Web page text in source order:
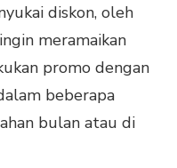
diskon, oleh
meramaikan
promo dengan
beberapa
bulan atau di